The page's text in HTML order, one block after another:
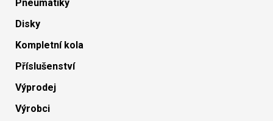
Pneumatiky
Disky
Kompletní kola
Příslušenství
Výprodej
Výrobci